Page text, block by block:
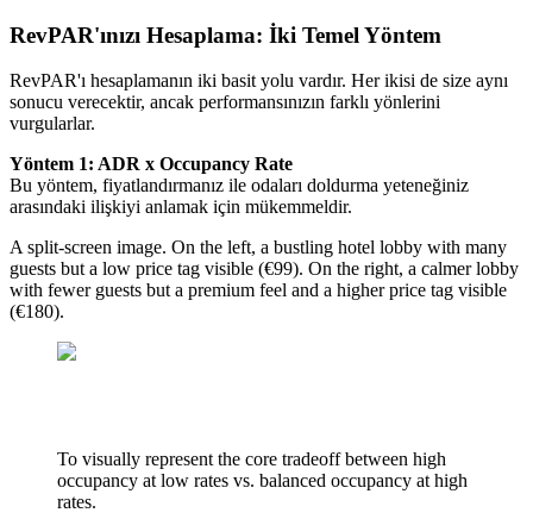
RevPAR'ınızı Hesaplama: İki Temel Yöntem
RevPAR'ı hesaplamanın iki basit yolu vardır. Her ikisi de size aynı
sonucu verecektir, ancak performansınızın farklı yönlerini
vurgularlar.
Yöntem 1: ADR x Occupancy Rate
Bu yöntem, fiyatlandırmanız ile odaları doldurma yeteneğiniz
arasındaki ilişkiyi anlamak için mükemmeldir.
A split-screen image. On the left, a bustling hotel lobby with many
guests but a low price tag visible (€99). On the right, a calmer lobby
with fewer guests but a premium feel and a higher price tag visible
(€180).
To visually represent the core tradeoff between high
occupancy at low rates vs. balanced occupancy at high
rates.